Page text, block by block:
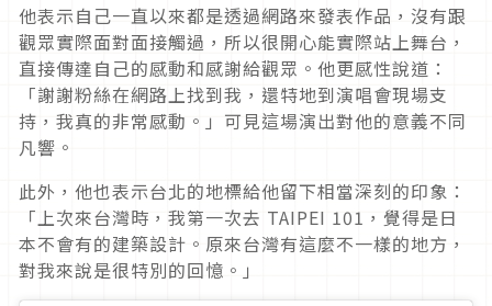
他表示自己一直以來都是透過網路來發表作品，沒有跟
觀眾實際面對面接觸過，所以很開心能實際站上舞台，
直接傳達自己的感動和感謝給觀眾。他更感性說道 ：
「謝謝粉絲在網路上找到我，還特地到演唱會現場支
持，我真的非常感動。」可見這場演出對他的意義不同
凡響。
此外，他也表示台北的地標給他留下相當深刻的印象：
「上次來台灣時，我第一次去 TAIPEI 101，覺得是日
本不會有的建築設計。原來台灣有這麼不一樣的地方，
對我來說是很特別的回憶。」